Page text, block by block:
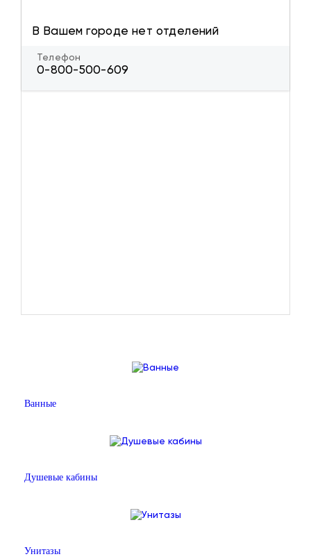
В Вашем городе нет отделений
Телефон
0-800-500-609
Ванные
Душевые кабины
Унитазы